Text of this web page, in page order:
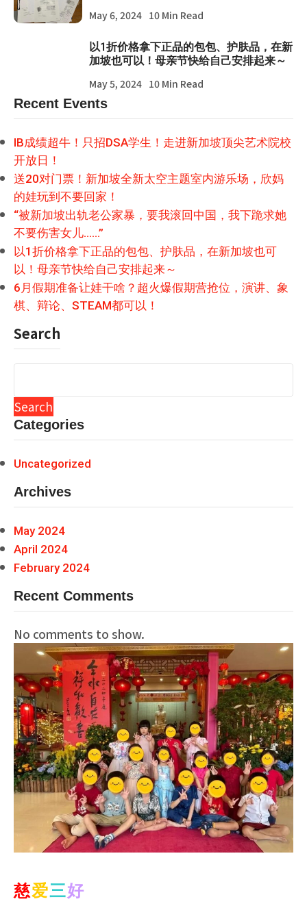
May 6, 2024 10 Min Read
以1折价格拿下正品的包包、护肤品，在新
加坡也可以！母亲节快给自己安排起来～
May 5, 2024 10 Min Read
Recent Events
IB成绩超牛！只招DSA学生！走进新加坡顶尖艺术院校
开放日！
送20对门票！新加坡全新太空主题室内游乐场，欣妈
的娃玩到不要回家！
“被新加坡出轨老公家暴，要我滚回中国，我下跪求她
不要伤害女儿……”
以1折价格拿下正品的包包、护肤品，在新加坡也可
以！母亲节快给自己安排起来～
6月假期准备让娃干啥？超火爆假期营抢位，演讲、象
棋、辩论、STEAM都可以！
Search
Search
Categories
Uncategorized
Archives
May 2024
April 2024
February 2024
Recent Comments
No comments to show.
慈爱三好